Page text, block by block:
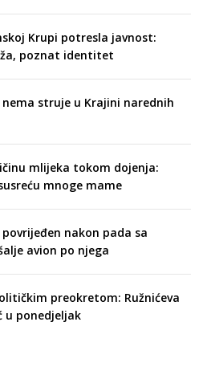
Krupi potresla javnost:
poznat identitet
nema struje u Krajini narednih
mlijeka tokom dojenja:
mnoge mame
nakon pada sa
avion po njega
preokretom: Ružnićeva
u ponedjeljak